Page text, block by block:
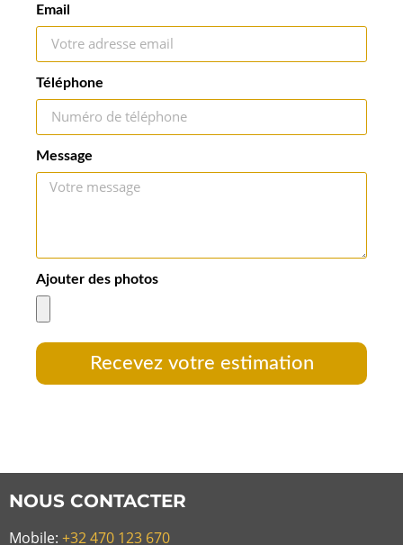
Email
Téléphone
Message
Ajouter des photos
Recevez votre estimation
NOUS CONTACTER
Mobile: +32 470 123 670